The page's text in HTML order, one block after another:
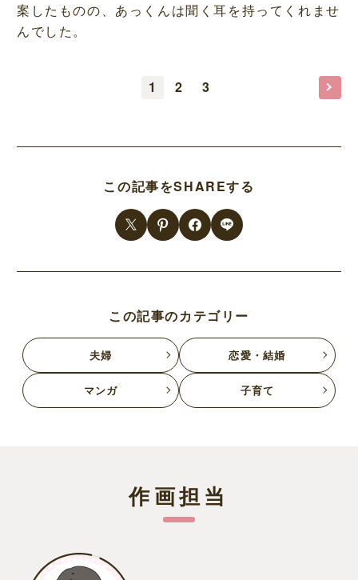
案したものの、あっくんは聞く耳を持ってくれませ
んでした。
1 2 3
この記事をSHAREする
この記事のカテゴリー
夫婦 恋愛・結婚
マンガ 子育て
作画担当